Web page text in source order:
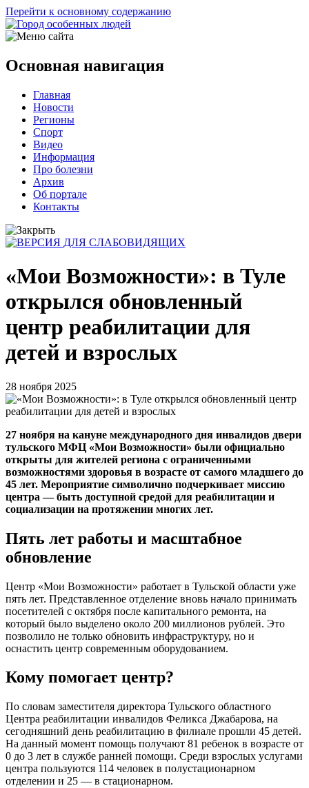
Перейти к основному содержанию
Основная навигация
Главная
Новости
Регионы
Спорт
Видео
Информация
Про болезни
Архив
Об портале
Контакты
«Мои Возможности»: в Туле
открылся обновленный
центр реабилитации для
детей и взрослых
28 ноября 2025
27 ноября на кануне международного дня инвалидов двери
тульского МФЦ «Мои Возможности» были официально
открыты для жителей региона с ограниченными
возможностями здоровья в возрасте от самого младшего до
45 лет. Мероприятие символично подчеркивает миссию
центра — быть доступной средой для реабилитации и
социализации на протяжении многих лет.
Пять лет работы и масштабное
обновление
Центр «Мои Возможности» работает в Тульской области уже
пять лет. Представленное отделение вновь начало принимать
посетителей с октября после капитального ремонта, на
который было выделено около 200 миллионов рублей. Это
позволило не только обновить инфраструктуру, но и
оснастить центр современным оборудованием.
Кому помогает центр?
По словам заместителя директора Тульского областного
Центра реабилитации инвалидов Феликса Джабарова, на
сегодняшний день реабилитацию в филиале прошли 45 детей.
На данный момент помощь получают 81 ребенок в возрасте от
0 до 3 лет в службе ранней помощи. Среди взрослых услугами
центра пользуются 114 человек в полустационарном
отделении и 25 — в стационарном.